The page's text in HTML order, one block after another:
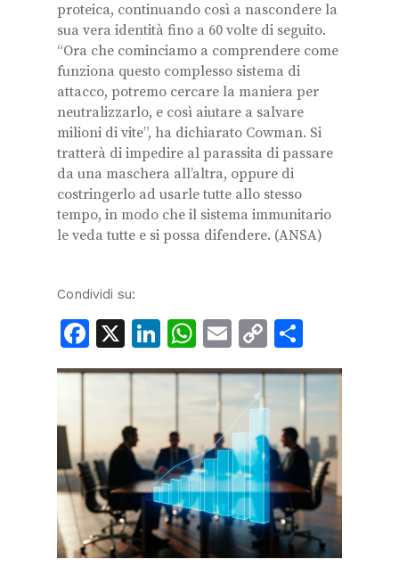
proteica, continuando così a nascondere la
sua vera identità fino a 60 volte di seguito.
“Ora che cominciamo a comprendere come
funziona questo complesso sistema di
attacco, potremo cercare la maniera per
neutralizzarlo, e così aiutare a salvare
milioni di vite”, ha dichiarato Cowman. Si
tratterà di impedire al parassita di passare
da una maschera all’altra, oppure di
costringerlo ad usarle tutte allo stesso
tempo, in modo che il sistema immunitario
le veda tutte e si possa difendere. (ANSA)
Condividi su:
Facebook
X LinkedIn
WhatsApp
Email
Copy
Link